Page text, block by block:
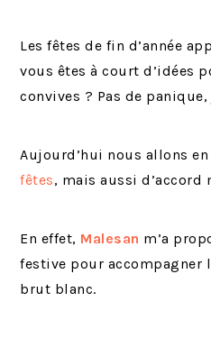
Les fêtes de fin d’année
vous êtes à court d’idées
convives ? Pas de
Aujourd’hui nous allons
fêtes, mais aussi d’accord
En effet, Malesan m’a
festive pour accompagner
brut blanc.